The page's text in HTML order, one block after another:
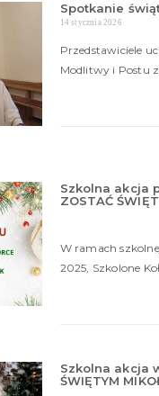
Spotkanie
14 stycznia 2026
Przedstawiciele
Modlitwy i Postu
Szkolna akcja
ZOSTAĆ
W ramach
2025, Szkolone
Szkolna akcja
ŚWIĘTYM